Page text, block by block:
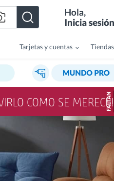
Hola,
Inicia sesión
Tarjetas y cuentas Tiendas
COMO SE MERECE!